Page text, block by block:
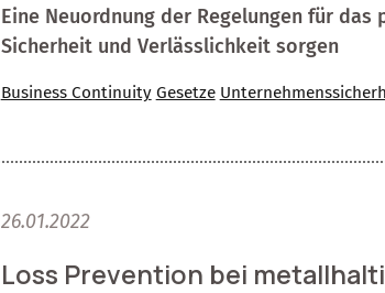
Eine Neuordnung der Regelungen für
Sicherheit und Verlässlichkeit sorgen
Business Continuity Gesetze
26.01.2022
Loss Prevention bei